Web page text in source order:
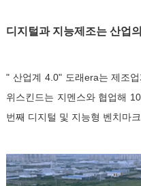
디지털과 지능제조는 산업
" 산업계 4.0" 도래era는 제조
위스킨드는 지멘스와 협업해
번째 디지털 및 지능형 벤치마